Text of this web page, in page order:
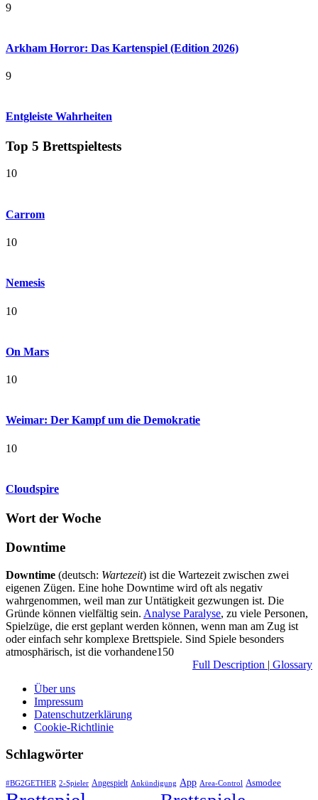
9
Arkham Horror: Das Kartenspiel (Edition 2026)
9
Entgleiste Wahrheiten
Top 5 Brettspieltests
10
Carrom
10
Nemesis
10
On Mars
10
Weimar: Der Kampf um die Demokratie
10
Cloudspire
Wort der Woche
Downtime
Downtime (deutsch: Wartezeit) ist die Wartezeit zwischen zwei
eigenen Zügen. Eine hohe Downtime wird oft als negativ
wahrgenommen, weil man zur Untätigkeit gezwungen ist. Die
Gründe können vielfältig sein. Analyse Paralyse, zu viele Personen,
Spielzüge, die erst geplant werden können, wenn man am Zug ist
oder einfach sehr komplexe Brettspiele. Sind Spiele besonders
atmosphärisch, ist die vorhandene150
Full Description | Glossary
Über uns
Impressum
Datenschutzerklärung
Cookie-Richtlinie
Schlagwörter
#BG2GETHER 2-Spieler Angespielt Ankündigung App Area-Control Asmodee